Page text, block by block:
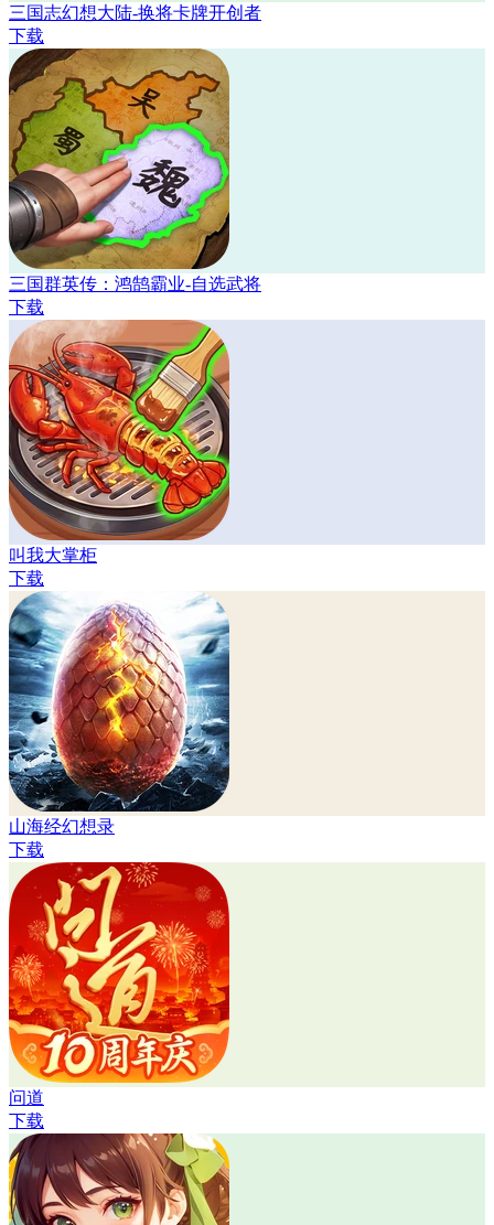
三国志幻想大陆-换将卡牌开创者
下载
三国群英传：鸿鹄霸业-自选武将
下载
叫我大掌柜
下载
山海经幻想录
下载
问道
下载